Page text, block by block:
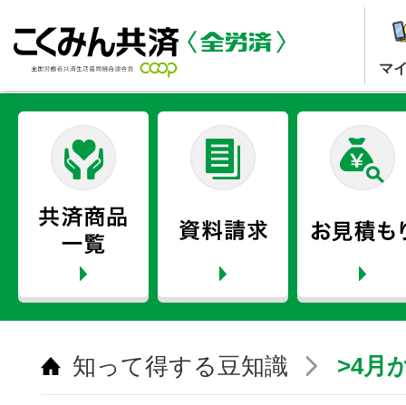
マ
知って得する豆知識 >4月